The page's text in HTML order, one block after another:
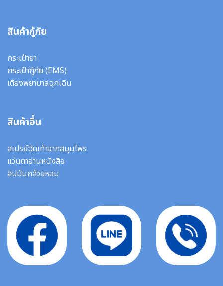
สินค้ากู้ภัย
กระเป๋ายา
กระเป๋ากู้ภัย (EMS)
เตียงพยาบาลฉุกเฉิน
สินค้าอื่น
สเปรย์ฉีดเท้าจากสมุนไพร
แว่นตาอ่านหนังสือ
ลิปมันกล้วยหอม